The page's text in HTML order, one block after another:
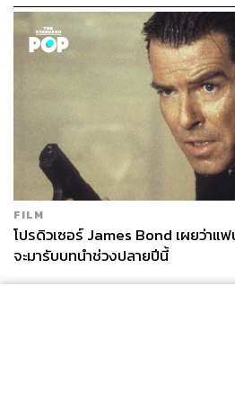
FILM
โปรดิวเซอร์ James Bond เผยว่าแ
จะมารับบทนำช่วงปลายปีนี้